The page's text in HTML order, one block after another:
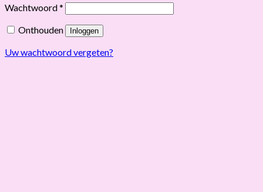
Wachtwoord* Vereist
Onthouden Inloggen
Uw wachtwoord vergeten?